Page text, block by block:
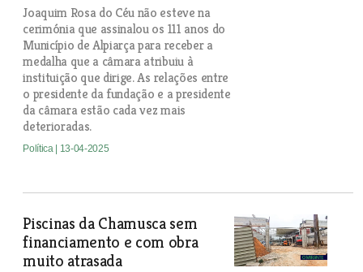
Joaquim Rosa do Céu não esteve na
cerimónia que assinalou os 111 anos do
Município de Alpiarça para receber a
medalha que a câmara atribuiu à
instituição que dirige. As relações entre
o presidente da fundação e a presidente
da câmara estão cada vez mais
deterioradas.
Política | 13-04-2025
Piscinas da Chamusca sem
financiamento e com obra
muito atrasada